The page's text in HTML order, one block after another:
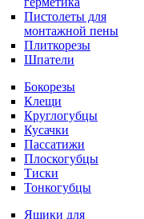
Пистолеты для
монтажной пены
Плиткорезы
Шпатели
Бокорезы
Клещи
Круглогубцы
Кусачки
Пассатижи
Плоскогубцы
Тиски
Тонкогубцы
Ящики для